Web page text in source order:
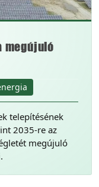
megújuló
telepítésének
2035-re az
megújuló